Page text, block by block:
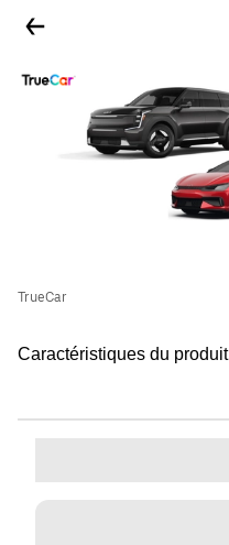
TrueCar
Caractéristiques du produit